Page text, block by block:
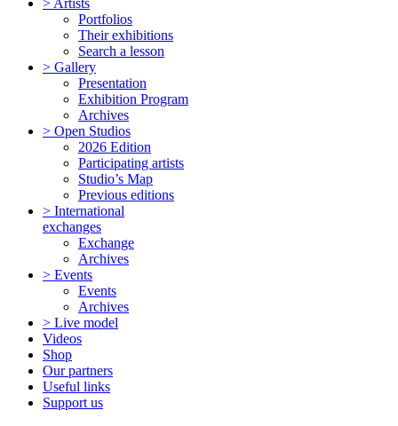
Portfolios
Their exhibitions
Search a lesson
> Gallery
Presentation
Exhibition Program
Archives
> Open Studios
2026 Edition
Participating artists
Studio’s Map
Previous editions
> International
exchanges
Exchange
Archives
> Events
Events
Archives
> Live model
Videos
Shop
Our partners
Useful links
Support us